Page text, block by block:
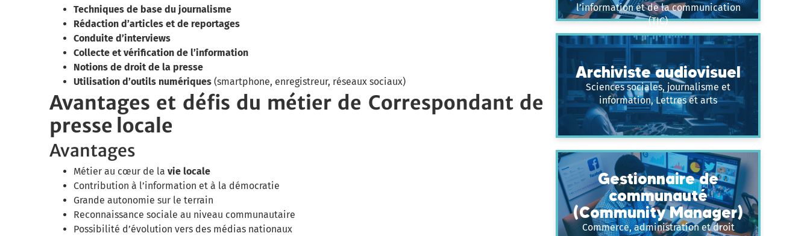
Techniques de base du journalisme
Rédaction d’articles et de reportages
Conduite d’interviews
Collecte et vérification de l’information
Notions de droit de la presse
Utilisation d’outils numériques (smartphone, enregistreur, réseaux sociaux)
Avantages et défis du métier de Correspondant de
presse locale
Avantages
Métier au cœur de la vie locale
Contribution à l’information et à la démocratie
Grande autonomie sur le terrain
Reconnaissance sociale au niveau communautaire
Possibilité d’évolution vers des médias nationaux
l’information et de la communication
(TIC)
Archiviste audiovisuel
Sciences sociales, journalisme et
information, Lettres et arts
Gestionnaire de
communauté
(Community Manager)
Commerce, administration et droit